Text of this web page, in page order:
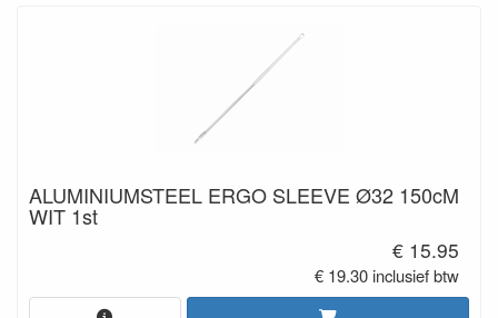
ALUMINIUMSTEEL ERGO SLEEVE Ø32 150cM
WIT 1st
€ 15.95
€ 19.30 inclusief btw